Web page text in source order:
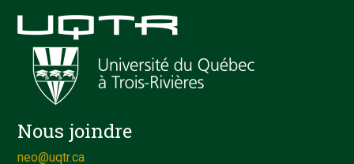
Nous joindre
neo@uqtr.ca